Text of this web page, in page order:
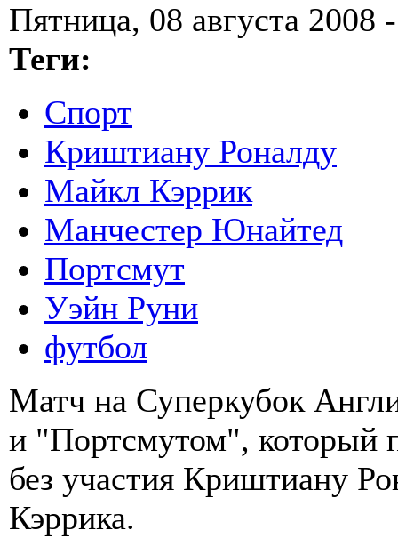
Пятница, 08 августа 2008
Теги:
Спорт
Криштиану Роналду
Майкл Кэррик
Манчестер Юнайтед
Портсмут
Уэйн Руни
футбол
Матч на Суперкубок
и "Портсмутом", который
без участия Криштиану
Кэррика.